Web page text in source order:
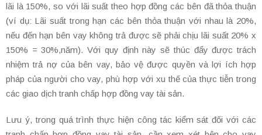
lãi là 150%, so với lãi suất theo hợp đồng các bên đã thỏa thuận
(ví dụ: Lãi suất trong hạn các bên thỏa thuận với nhau là 20%,
nếu đến hạn bên vay không trả được sẽ phải chịu lãi suất 20% x
150% = 30%,năm). Với quy định này sẽ thúc đẩy được trách
nhiệm trả nợ của bên vay, bảo vệ được quyền và lợi ích hợp
pháp của người cho vay, phù hợp với xu thế của thực tiễn trong
các giao dịch tranh chấp hợp đồng vay tài sản.
Lưu ý, trong quá trình thực hiện công tác kiểm sát đối với các